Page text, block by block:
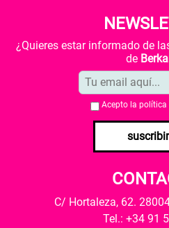
¿Quieres estar informado de
de
Acepto la política
C/ Hortaleza, 62.
Tel.: +34 91